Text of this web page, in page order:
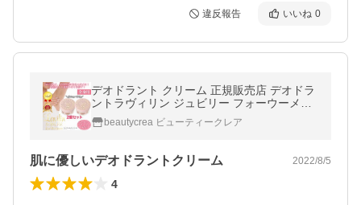
違反報告 いいね 0
デオドラント クリーム 正規販売店 デオドラ
ントラヴィリン ジュビリー フォーウーメン
2個セット 女性 全身 わきが 足 消臭 ケア 医
薬部外品 20%増量
beautycrea ビューティークレア
肌に優しいデオドラントクリーム 2022/8/5
4